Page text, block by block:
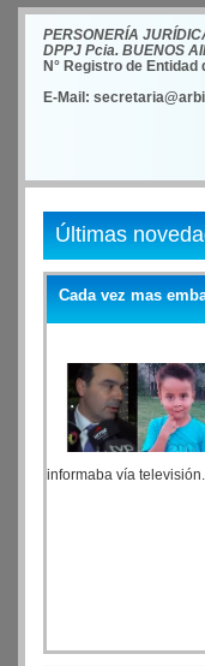
PERSONERÍA
DPPJ Pcia. BUENOS
N° Registro de Entidad
E-Mail:
Últimas
Cada vez mas
informaba vía